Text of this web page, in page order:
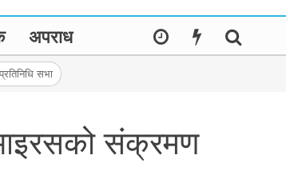
अपराध
सभा
संक्रमण